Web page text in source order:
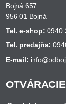
Bojná 657
956 01 Bojná
Tel. e-shop: 0940
Tel. predajňa:
E-mail: